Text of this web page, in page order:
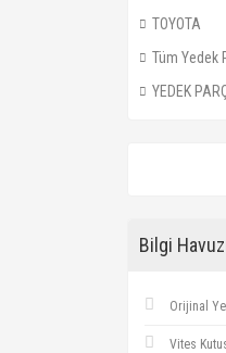
TOYOTA
Tüm Yedek
YEDEK
Bilgi
Orijinal
Vites